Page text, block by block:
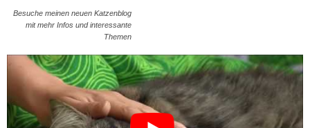
Besuche meinen neuen Katzenblog
mit mehr Infos und interessante
Themen